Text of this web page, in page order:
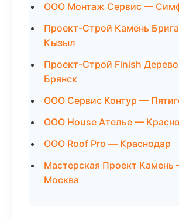
ООО Монтаж Сервис —
Проект-Строй Камень
Кызыл
Проект-Строй Finish
Брянск
ООО Сервис Контур —
ООО House Ателье —
ООО Roof Pro — Краснодар
Мастерская Проект Камень
Москва